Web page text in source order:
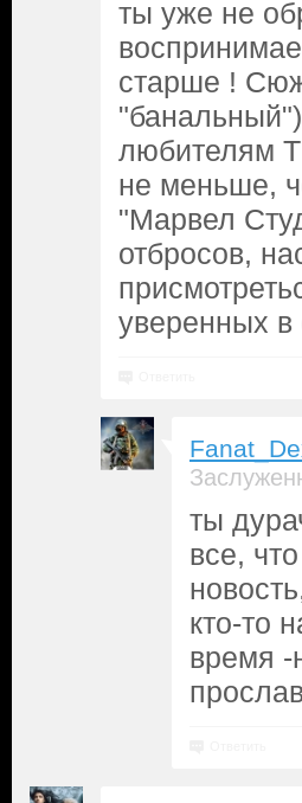
ты уже не
старше !
любителям
не меньше,
"Марвел
отбросов,
уверенных
ты
все,
кто-то
время -